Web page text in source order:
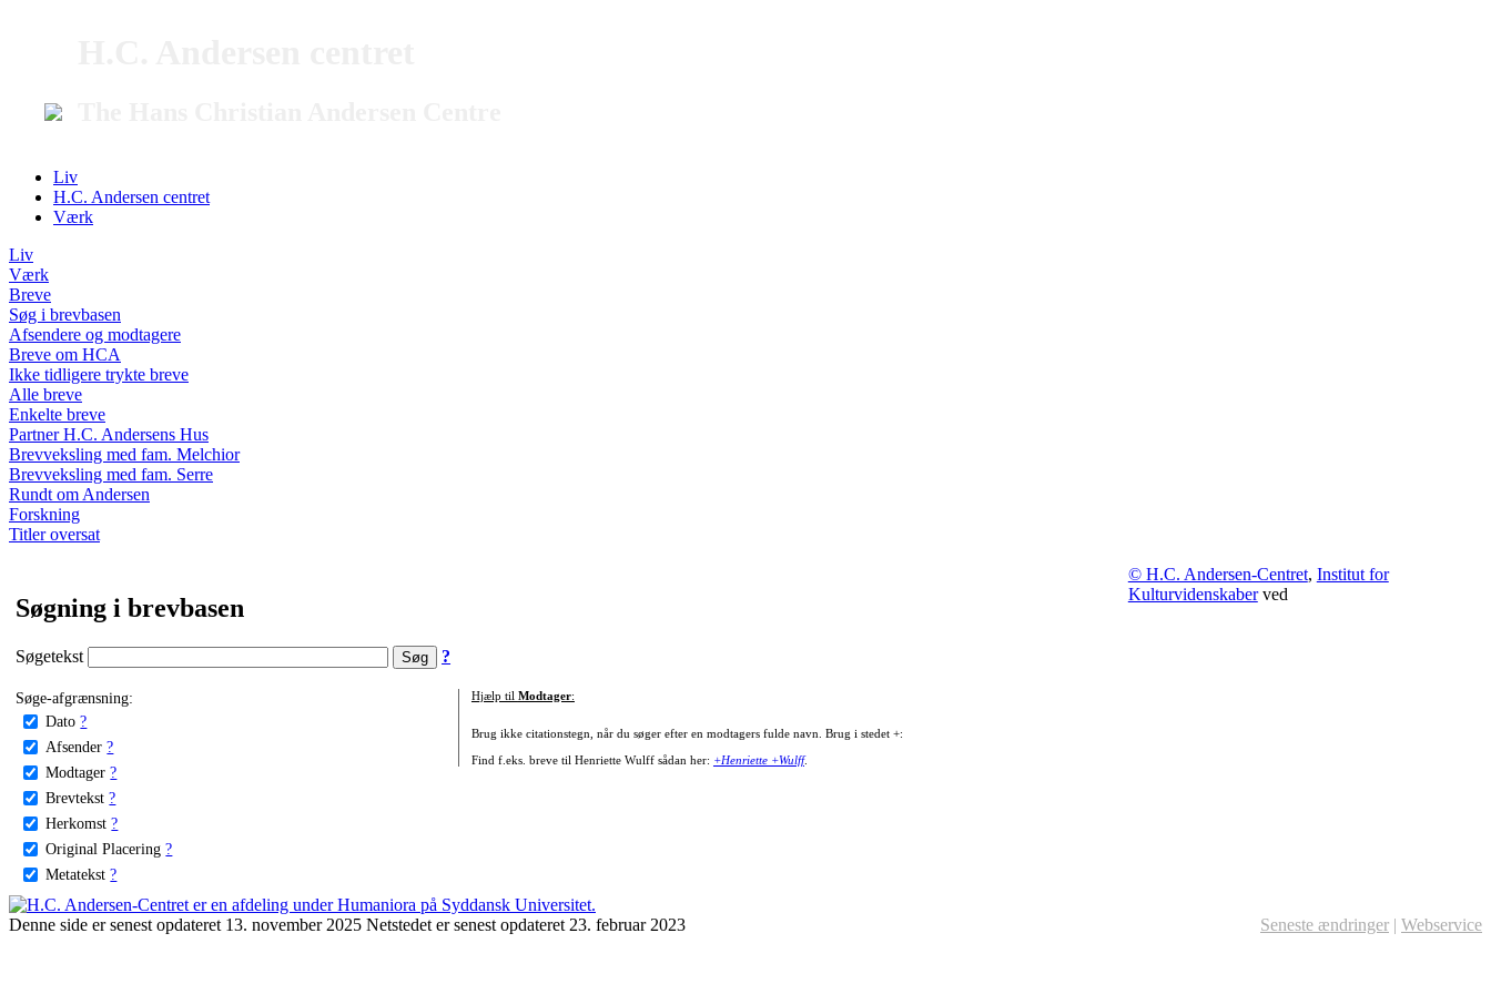
Liv
H.C. Andersen centret
Værk
Liv
Værk
Breve
Søg i brevbasen
Afsendere og modtagere
Breve om HCA
Ikke tidligere trykte breve
Alle breve
Enkelte breve
Partner H.C. Andersens Hus
Brevveksling med fam. Melchior
Brevveksling med fam. Serre
Rundt om Andersen
Forskning
Titler oversat
Søgning i brevbasen
Søgetekst ?
Søge-afgrænsning:
Dato ?
Afsender ?
Modtager ?
Brevtekst ?
Herkomst ?
Original Placering ?
Metatekst ?
Hjælp til Modtager:
Brug ikke citationstegn, når du søger efter en modtagers fulde navn. Brug i stedet +:
Find f.eks. breve til Henriette Wulff sådan her: +Henriette +Wulff.
© H.C. Andersen-Centret, Institut for
Kulturvidenskaberved
Denne side er senest opdateret 13. november 2025 Netstedet er senest opdateret 23. februar 2023 Seneste ændringer | Webservice